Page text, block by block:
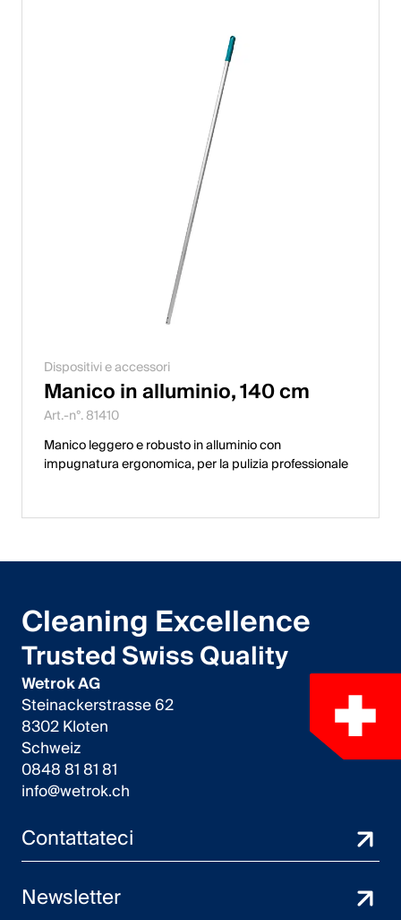
Dispositivi e accessori
Manico in alluminio, 140 cm
Art.-n°. 81410
Manico leggero e robusto in alluminio con
impugnatura ergonomica, per la pulizia professionale
Cleaning Excellence
Trusted Swiss Quality
Wetrok AG
Steinackerstrasse 62
8302 Kloten
Schweiz
0848 81 81 81
info@wetrok.ch
Contattateci
Newsletter